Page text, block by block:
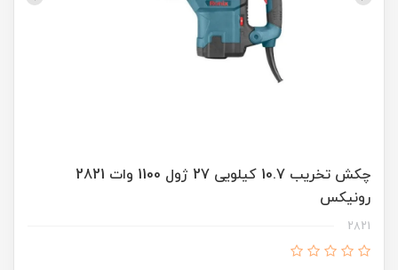
چکش تخریب 10.7 کیلویی 27 ژول 1100 وات 2821
رونیکس
2821